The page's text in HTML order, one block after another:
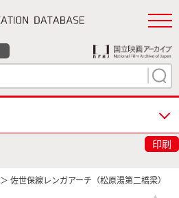
印刷
＞ 佐世保線レンガアーチ（松原湯第二橋梁）